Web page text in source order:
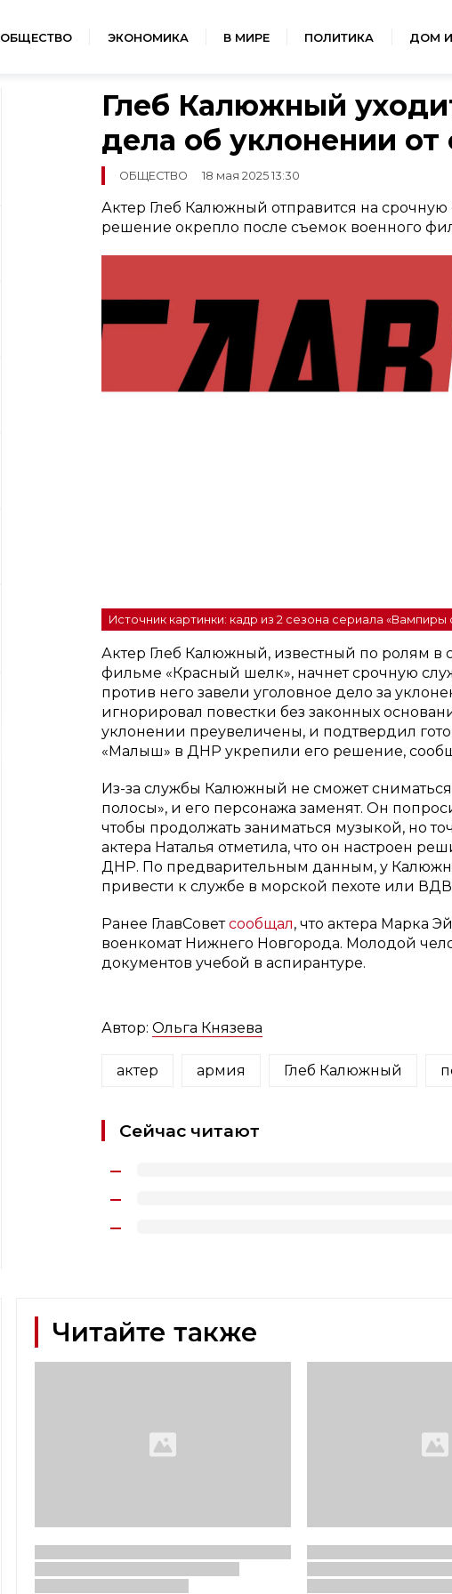
ОБЩЕСТВО ЭКОНОМИКА В МИРЕ ПОЛИТИКА ДОМ
Глеб Калюжный
дела об уклонении
ОБЩЕСТВО 18 мая 2025 13:30
Актер Глеб Калюжный отправится на
решение окрепло после съемок военного
Источник картинки: кадр из 2 сезона сериала
Актер Глеб Калюжный, известный по ролям
фильме «Красный шелк», начнет срочную
против него завели уголовное дело за
игнорировал повестки без законных
уклонении преувеличены, и подтвердил
«Малыш» в ДНР укрепили его решение,
Из-за службы Калюжный не сможет
полосы», и его персонажа заменят. Он
чтобы продолжать заниматься музыкой, но
актера Наталья отметила, что он настроен
ДНР. По предварительным данным, у
привести к службе в морской пехоте или
Ранее ГлавСоветсообщал, что актера Марка
военкомат Нижнего Новгорода. Молодой
документов учебой в аспирантуре.
Автор: Ольга Князева
актер армия Глеб Калюжный
Сейчас читают
Читайте также